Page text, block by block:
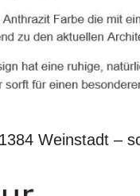
Weinstadt –